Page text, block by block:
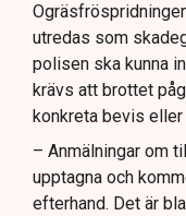
utredas som
polisen ska kunna
krävs att brottet
konkreta bevis
– Anmälningar om
upptagna och
efterhand. Det är